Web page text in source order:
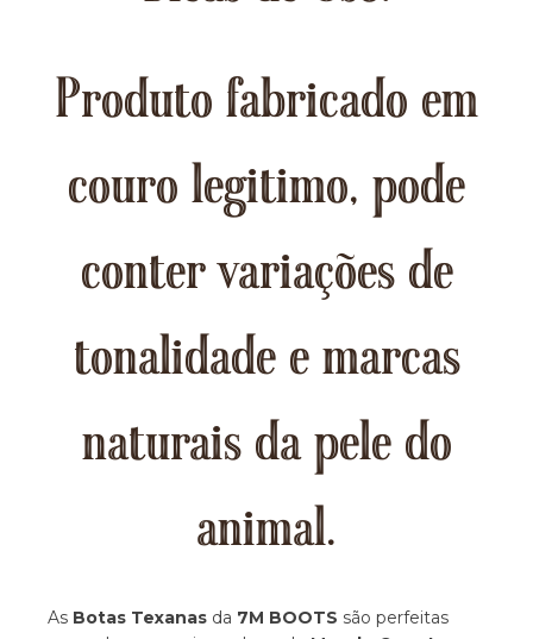
Produto fabricado em
couro legitimo, pode
conter variações de
tonalidade e marcas
naturais da pele do
animal.
As Botas Texanas da 7M BOOTS são perfeitas